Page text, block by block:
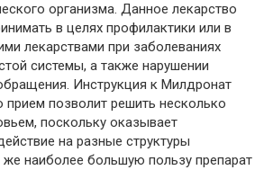
организма. Данное лекарство
в целях профилактики или в
лекарствами при заболеваниях
системы, а также нарушении
Инструкция к Милдронат
прием позволит решить несколько
поскольку оказывает
на разные структуры
же наиболее большую пользу препарат